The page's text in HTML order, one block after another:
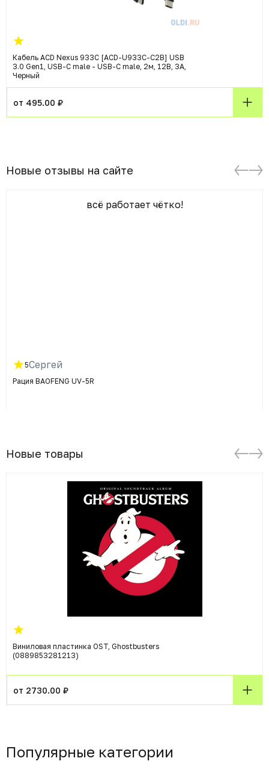
Кабель ACD Nexus 933C [ACD-U933C-C2B] USB
3.0 Gen1, USB-C male - USB-C male, 2м, 12В, 3А,
Черный
от 495.00 ₽
Новые отзывы на сайте
всё работает чётко!
5Сергей
Рация BAOFENG UV-5R
Новые товары
Виниловая пластинка OST, Ghostbusters
(0889853281213)
от 2730.00 ₽
Популярные категории